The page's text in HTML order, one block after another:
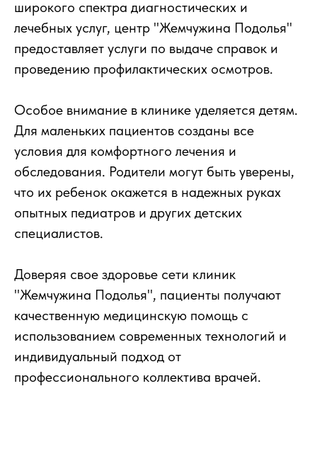
широкого спектра диагностических и
лечебных услуг, центр "Жемчужина Подолья"
предоставляет услуги по выдаче справок и
проведению профилактических осмотров.
Особое внимание в клинике уделяется детям.
Для маленьких пациентов созданы все
условия для комфортного лечения и
обследования. Родители могут быть уверены,
что их ребенок окажется в надежных руках
опытных педиатров и других детских
специалистов.
Доверяя свое здоровье сети клиник
"Жемчужина Подолья", пациенты получают
качественную медицинскую помощь с
использованием современных технологий и
индивидуальный подход от
профессионального коллектива врачей.